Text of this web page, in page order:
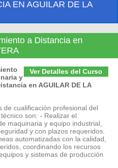
EN AGUILAR DE LA
a Distancia en
Ver Detalles del Curso
y
en AGUILAR DE LA
de cualificación profesional del
son: - Realizar el
maquinaria y equipo industrial,
y con plazos requeridos.
automatizadas con la calidad,
coordinando los recursos
y sistemas de producción